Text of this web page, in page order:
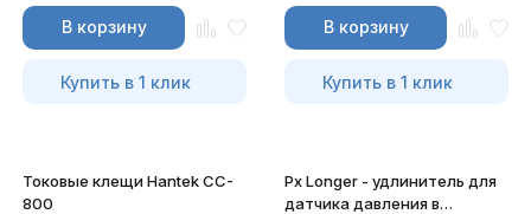
В корзину
Купить в 1 клик
В корзину
Купить в 1 клик
Токовые клещи Hantek CC-
800
Px Longer - удлинитель для
датчика давления в